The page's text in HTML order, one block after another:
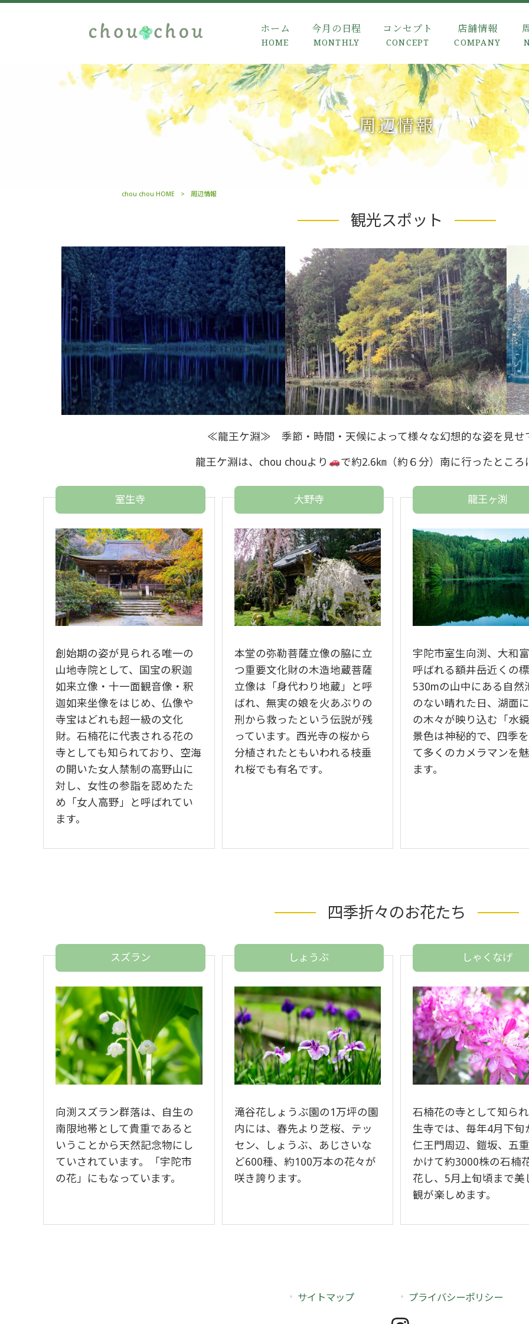
ホーム
HOME
今月の日程
MONTHLY
コンセプト
CONCEPT
店舗情報
COMPANY
周辺情報
chou chou HOME > 周辺情報
観光スポット
≪龍王ケ淵≫ 季節・時間・天候によって様々な幻想的な姿を見せ
龍王ケ淵は、chou chouより で約2.6㎞（約６分）南に行ったところ
室生寺
創始期の姿が見られる唯一の
山地寺院として、国宝の釈迦
如来立像・十一面観音像・釈
迦如来坐像をはじめ、仏像や
寺宝はどれも超一級の文化
財。石楠花に代表される花の
寺としても知られており、空海
の開いた女人禁制の高野山に
対し、女性の参詣を認めたた
め「女人高野」と呼ばれてい
ます。
大野寺
本堂の弥勒菩薩立像の脇に立
つ重要文化財の木造地蔵菩薩
立像は「身代わり地蔵」と呼
ばれ、無実の娘を火あぶりの
刑から救ったという伝説が残
っています。西光寺の桜から
分植されたともいわれる枝垂
れ桜でも有名です。
龍王ヶ渕
宇陀市室生向渕、大和
呼ばれる額井岳近くの
530mの山中にある自然
のない晴れた日、湖面
の木々が映り込む「水
景色は神秘的で、四季
て多くのカメラマンを
ます。
四季折々のお花たち
スズラン
向渕スズラン群落は、自生の
南限地帯として貴重であると
いうことから天然記念物にし
ていされています。「宇陀市
の花」にもなっています。
しょうぶ
滝谷花しょうぶ園の1万坪の園
内には、春先より芝桜、テッ
セン、しょうぶ、あじさいな
ど600種、約100万本の花々が
咲き誇ります。
しゃくなげ
石楠花の寺として知ら
生寺では、毎年4月下旬
仁王門周辺、鎧坂、五
かけて約3000株の石楠
花し、5月上旬頃まで美
観が楽しめます。
サイトマップ プライバシーポリシー